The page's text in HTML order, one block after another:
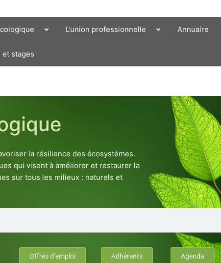
L’union professionnelle Annuaire
et stages
la résilience des écosystèmes.
qui visent à améliorer et restaurer la
sur tous les milieux : naturels et
Offres d’emploi Adhérents Agenda